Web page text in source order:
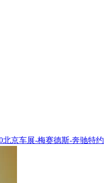
北京车展-梅赛德斯-奔驰特约